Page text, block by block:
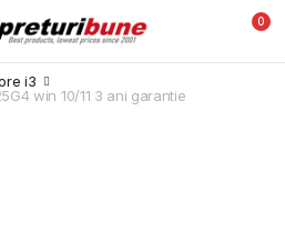
0
i3
win 10/11 3 ani garantie